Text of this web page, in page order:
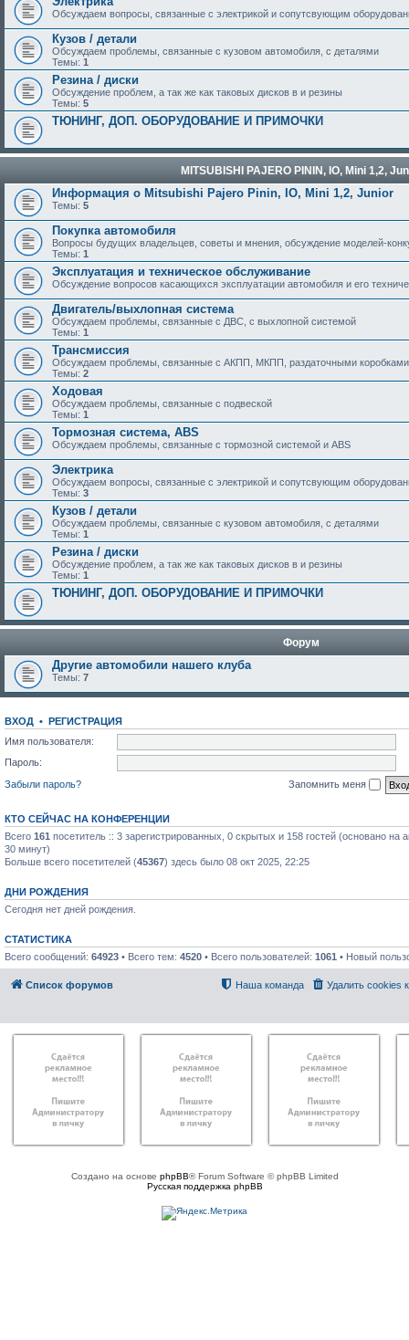
Обсуждаем вопросы, связанные с электрикой и сопутсвующим
Кузов / детали
Обсуждаем проблемы, связанные с кузовом автомобиля, с деталями
Темы: 1
Резина / диски
Обсуждение проблем, а так же как таковых дисков в и резины
Темы: 5
ТЮНИНГ, ДОП. ОБОРУДОВАНИЕ И ПРИМОЧКИ
MITSUBISHI PAJERO PININ, IO, Mini 1,2,
Информация о Mitsubishi Pajero Pinin, IO, Mini 1,2, Junior
Темы: 5
Покупка автомобиля
Вопросы будущих владельцев, советы и мнения, обсуждение моделей-
Темы: 1
Эксплуатация и техническое обслуживание
Обсуждение вопросов касающихся эксплуатации автомобиля и его
Двигатель/выхлопная система
Обсуждаем проблемы, связанные с ДВС, с выхлопной системой
Темы: 1
Трансмиссия
Обсуждаем проблемы, связанные с АКПП, МКПП, раздаточными
Темы: 2
Ходовая
Обсуждаем проблемы, связанные с подвеской
Темы: 1
Тормозная система, ABS
Обсуждаем проблемы, связанные с тормозной системой и ABS
Электрика
Обсуждаем вопросы, связанные с электрикой и сопутсвующим
Темы: 3
Кузов / детали
Обсуждаем проблемы, связанные с кузовом автомобиля, с деталями
Темы: 1
Резина / диски
Обсуждение проблем, а так же как таковых дисков в и резины
Темы: 1
ТЮНИНГ, ДОП. ОБОРУДОВАНИЕ И ПРИМОЧКИ
Форум
Другие автомобили нашего клуба
Темы: 7
ВХОД • РЕГИСТРАЦИЯ
Имя пользователя:
Пароль:
Забыли пароль?
Запомнить меня
КТО СЕЙЧАС НА КОНФЕРЕНЦИИ
Всего 161 посетитель :: 3 зарегистрированных, 0 скрытых и 158 гостей (основано на
30 минут)
Больше всего посетителей (45367) здесь было 08 окт 2025, 22:25
ДНИ РОЖДЕНИЯ
Сегодня нет дней рождения.
СТАТИСТИКА
Всего сообщений: 64923 • Всего тем: 4520 • Всего пользователей: 1061 • Новый
Список форумов Удалить cookies
Наша команда
Создано на основе phpBB® Forum Software © phpBB Limited
Русская поддержка phpBB